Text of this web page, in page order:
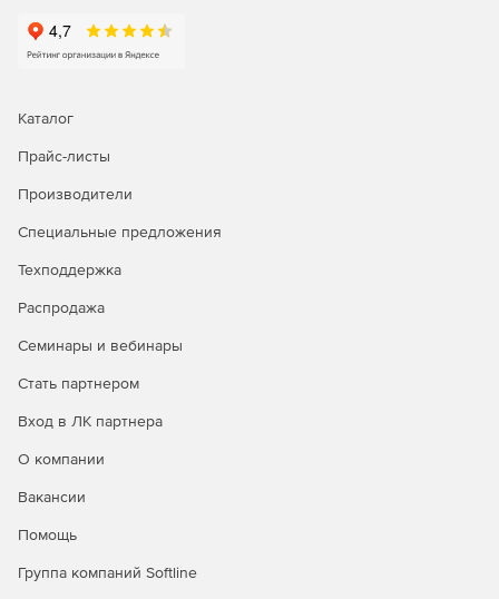
Каталог
Прайс-листы
Производители
Специальные предложения
Техподдержка
Распродажа
Семинары и вебинары
Стать партнером
Вход в ЛК партнера
О компании
Вакансии
Помощь
Группа компаний Softline